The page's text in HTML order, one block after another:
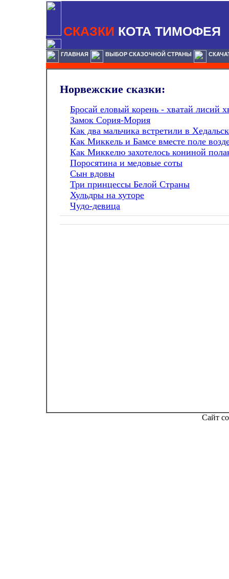
СКАЗКИ КОТА ТИМОФЕЯ
ГЛАВНАЯ ВЫБОР СКАЗОЧНОЙ СТРАНЫ
Норвежские сказки:
Бросай еловый корень - хватай лисий
Замок Сория-Мория
Как два мальчика встретили в
Как Миккель и Бамсе вместе поле
Как Миккелю захотелось кониной
Поросятина и медовые соты
Сын вдовы
Три принцессы Белой Страны
Хульдры на хуторе
Чудо-девица
Сайт